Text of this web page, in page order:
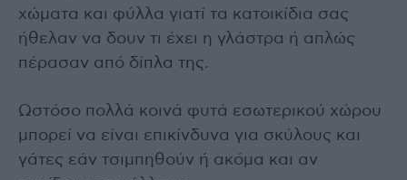
χώματα και φύλλα γιατί τα κατοικίδια σας
ήθελαν να δουν τι έχει η γλάστρα ή απλώς
πέρασαν από δίπλα της.
Ωστόσο πολλά κοινά φυτά εσωτερικού χώρου
μπορεί να είναι επικίνδυνα για σκύλους και
γάτες εάν τσιμπηθούν ή ακόμα και αν